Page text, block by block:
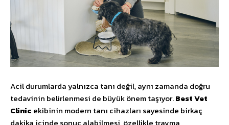
Acil durumlarda yalnızca tanı değil, aynı zamanda doğru
tedavinin belirlenmesi de büyük önem taşıyor.Best Vet
Clinic ekibinin modern tanı cihazları sayesinde birkaç